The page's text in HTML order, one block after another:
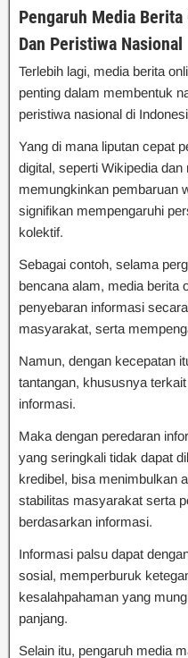
Pengaruh Media
Dan Peristiwa Nasional
Terlebih lagi, media berita
penting dalam membentuk
peristiwa nasional di
Yang di mana liputan cepat
digital, seperti Wikipedia
memungkinkan pembaruan
signifikan mempengaruhi
kolektif.
Sebagai contoh, selama
bencana alam, media berita
penyebaran informasi
masyarakat, serta
Namun, dengan kecepatan
tantangan, khususnya
informasi.
Maka dengan peredaran
yang seringkali tidak dapat
kredibel, bisa menimbulkan
stabilitas masyarakat serta
berdasarkan informasi.
Informasi palsu dapat
sosial, memperburuk
kesalahpahaman yang
panjang.
Selain itu, pengaruh media